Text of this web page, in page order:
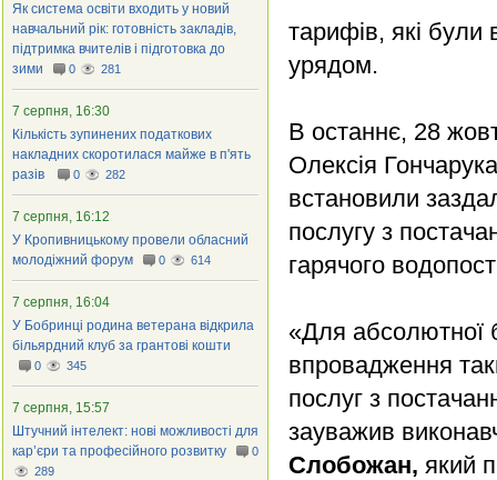
тарифів, які були
урядом.
В останнє, 28
Олексія
встановили
послугу з
гарячого
«Для абсолютної
впровадження
послуг з
зауважив
Слобожан, який
Як система освіти входить у новий
навчальний рік: готовність закладів,
підтримка вчителів і підготовка до
зими
0 281
7 серпня, 16:30
Кількість зупинених податкових
накладних скоротилася майже в п'ять
разів
0 282
7 серпня, 16:12
У Кропивницькому провели обласний
молодіжний форум
0 614
7 серпня, 16:04
У Бобринці родина ветерана відкрила
більярдний клуб за грантові кошти
0 345
7 серпня, 15:57
Штучний інтелект: нові можливості для
кар’єри та професійного розвитку
0
289